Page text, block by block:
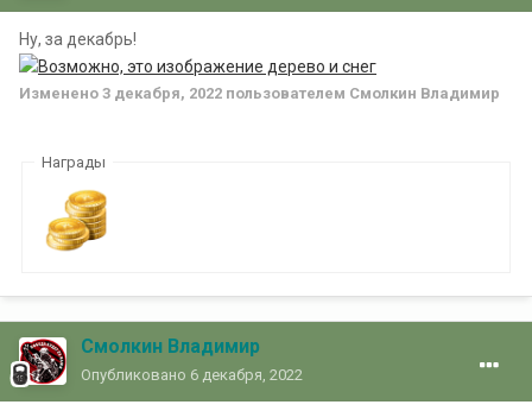
Ну, за декабрь!
Изменено 3 декабря, 2022 пользователем Смолкин Владимир
Награды
Смолкин Владимир
Опубликовано 6 декабря, 2022